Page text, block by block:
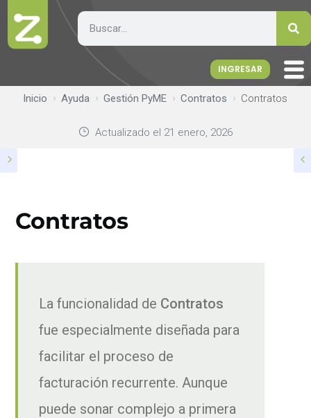
INGRESAR
Inicio Ayuda Gestión PyME Contratos Contratos
Actualizado el 21 enero, 2026
Contratos
La funcionalidad de Contratos
fue especialmente diseñada para
facilitar el proceso de
facturación recurrente. Aunque
puede sonar complejo a primera